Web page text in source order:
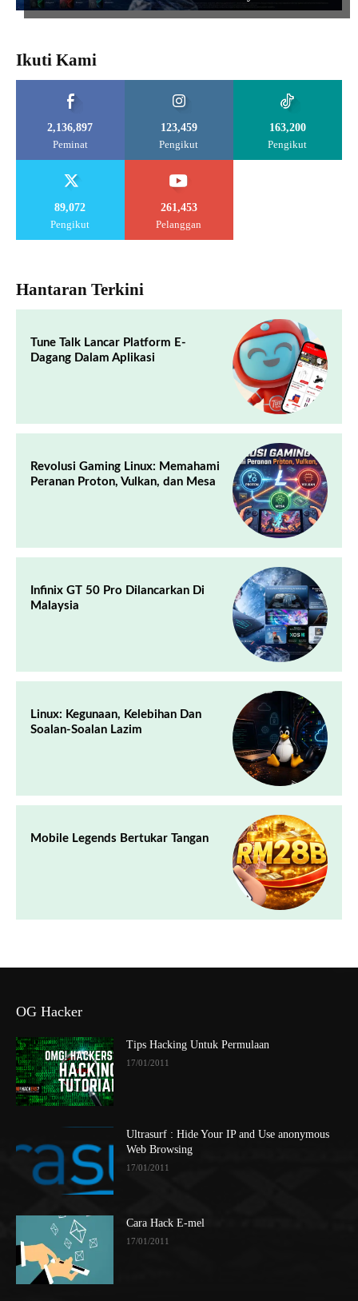
Ikuti Kami
2,136,897
Peminat
123,459
Pengikut
163,200
Pengikut
89,072
Pengikut
261,453
Pelanggan
Hantaran Terkini
Tune Talk Lancar Platform E-
Dagang Dalam Aplikasi
Revolusi Gaming Linux: Memahami
Peranan Proton, Vulkan, dan Mesa
Infinix GT 50 Pro Dilancarkan Di
Malaysia
Linux: Kegunaan, Kelebihan Dan
Soalan-Soalan Lazim
Mobile Legends Bertukar Tangan
OG Hacker
Tips Hacking Untuk Permulaan
17/01/2011
Ultrasurf : Hide Your IP and Use anonymous
Web Browsing
17/01/2011
Cara Hack E-mel
17/01/2011